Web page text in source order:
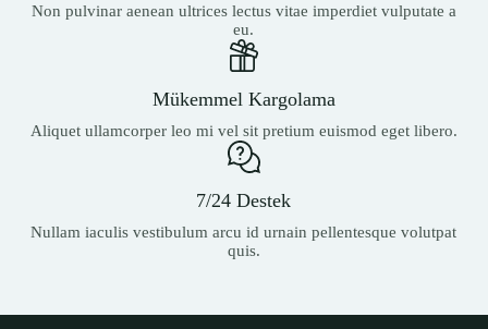
Non pulvinar aenean ultrices lectus vitae imperdiet vulputate a
eu.
Mükemmel Kargolama
Aliquet ullamcorper leo mi vel sit pretium euismod eget libero.
7/24 Destek
Nullam iaculis vestibulum arcu id urnain pellentesque volutpat
quis.